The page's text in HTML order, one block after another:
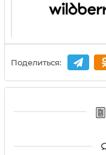
Поделиться: